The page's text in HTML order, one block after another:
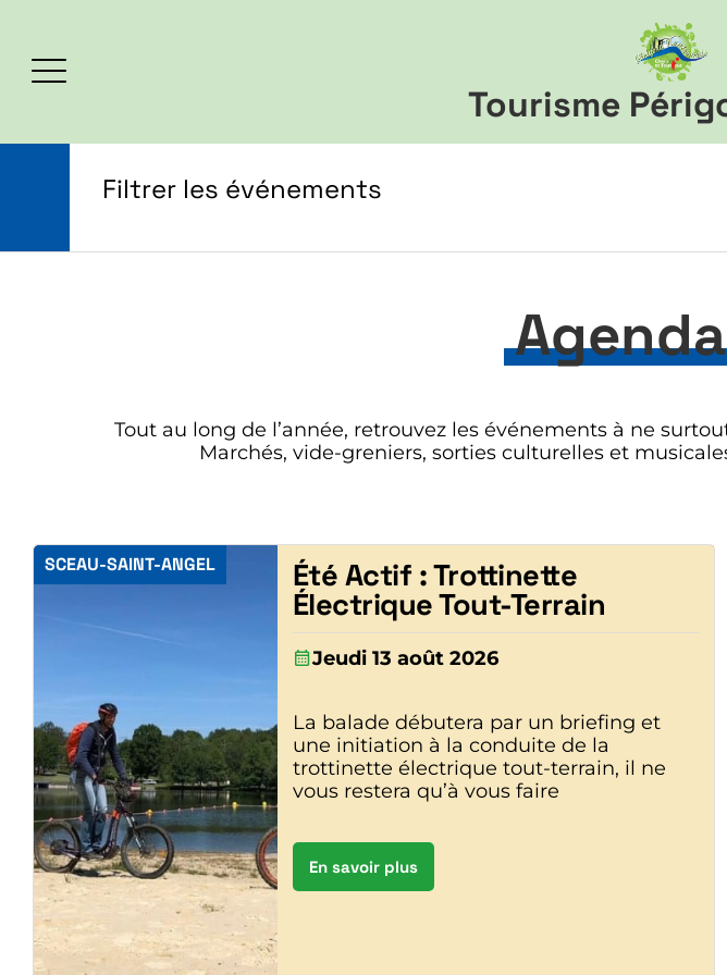
Tourisme
Filtrer les événements
Agenda
Tout au long de l’année, retrouvez les événements à ne
Marchés, vide-greniers, sorties culturelles et
SCEAU-SAINT-ANGEL Été Actif : Trottinette
Électrique Tout-Terrain
Jeudi 13 août 2026
La balade débutera par un briefing et
une initiation à la conduite de la
trottinette électrique tout-terrain, il ne
vous restera qu’à vous faire
En savoir plus